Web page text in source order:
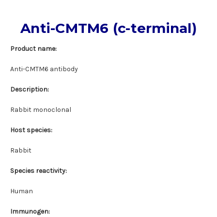
Anti-CMTM6 (c-terminal)
Product name:
Anti-CMTM6 antibody
Description:
Rabbit monoclonal
Host species:
Rabbit
Species reactivity:
Human
Immunogen: